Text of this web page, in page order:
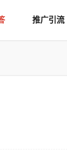
推广引流